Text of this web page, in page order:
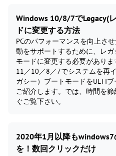
Windows 10/8/7でLegacy(
ドに変更する方法
PCのパフォーマンスを向上さ
動をサポートするために、レガ
モードに変更する必要があり
11／10／8／7でシステムを再
ガシー）ブートモードをUEFI
ご紹介します。では、時間を
ぐご覧下さい。
2020年1月以降も
を！数回クリックだけ